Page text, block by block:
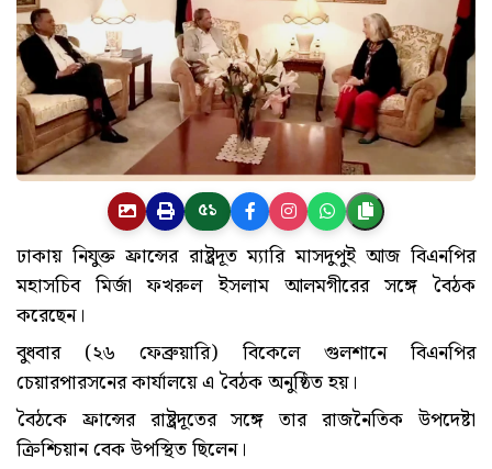
৫১
ঢাকায় নিযুক্ত ফ্রান্সের রাষ্ট্রদূত ম্যারি মাসদুপুই আজ বিএনপির
মহাসচিব মির্জা ফখরুল ইসলাম আলমগীরের সঙ্গে বৈঠক
করেছেন।
বুধবার (২৬ ফেব্রুয়ারি) বিকেলে গুলশানে বিএনপির
চেয়ারপারসনের কার্যালয়ে এ বৈঠক অনুষ্ঠিত হয়।
বৈঠকে ফ্রান্সের রাষ্ট্রদূতের সঙ্গে তার রাজনৈতিক উপদেষ্টা
ক্রিশ্চিয়ান বেক উপস্থিত ছিলেন।